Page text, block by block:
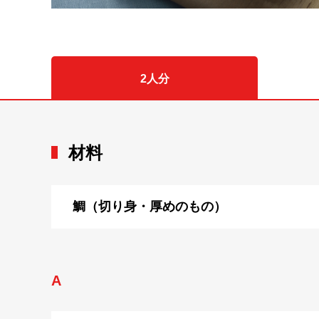
2人分
材料
鯛（切り身・厚めのもの）
A